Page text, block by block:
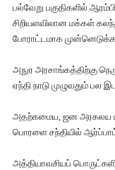
பல்வேறு பகுதிகளில்
சிறியளவிலான மக்கள்
போராட்டமாக முன்னெடுக்க
அநுர அரசாங்கத்திற்கு
ஏந்தி நாடு முழுவதும்
அதற்கமைய, ஜன அரகலய
பொரளை சந்தியில்
அத்தியாவசியப்